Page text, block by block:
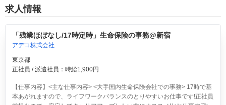
求人情報
「残業ほぼなし/17時定時」生命保険の事務@新宿
アデコ株式会社
東京都
正社員 / 派遣社員：時給1,900円
【仕事内容】<主な仕事内容> <大手国内生命保険会社での事務> 17時で基
本あがれますので、ライフワークバランスのとりやすいお仕事です!正社員